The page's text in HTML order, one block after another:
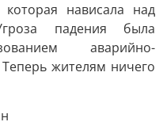
нависала над
падения была
аварийно-
жителям ничего